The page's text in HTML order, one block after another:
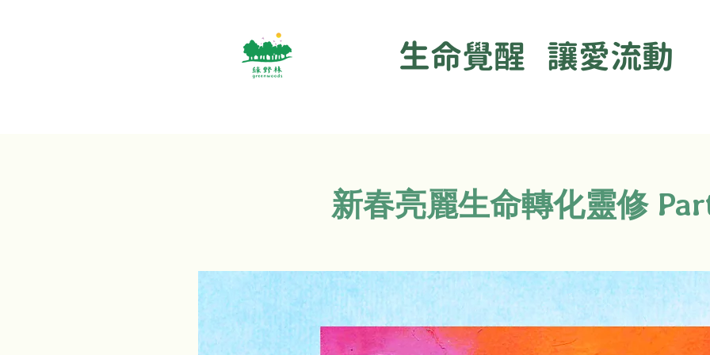
生命覺醒 讓愛流動
新春亮麗生命轉化靈修